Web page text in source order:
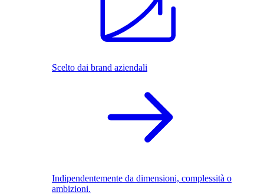
Scelto dai brand aziendali
Indipendentemente da dimensioni, complessità o
ambizioni.